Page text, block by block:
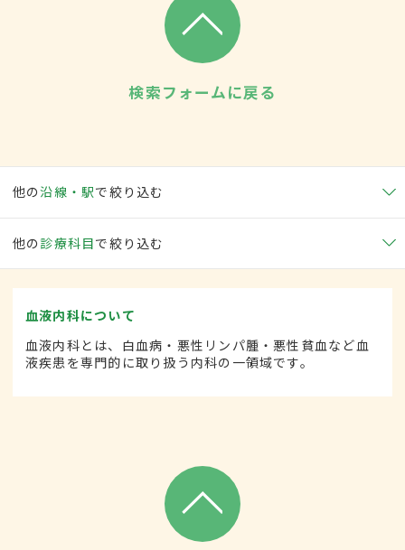
検索フォームに戻る
他の沿線・駅で絞り込む
他の 診療科目で絞り込む
血液内科について
血液内科とは、白血病・悪性リンパ腫・悪性貧血など血
液疾患を専門的に取り扱う内科の一領域です。